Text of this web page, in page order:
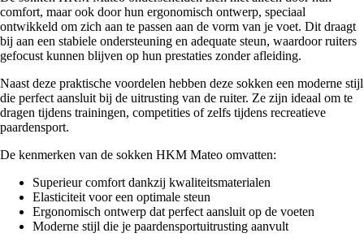
comfort, maar ook door hun ergonomisch ontwerp, speciaal
ontwikkeld om zich aan te passen aan de vorm van je voet. Dit draagt
bij aan een stabiele ondersteuning en adequate steun, waardoor ruiters
gefocust kunnen blijven op hun prestaties zonder afleiding.
Naast deze praktische voordelen hebben deze sokken een moderne stijl
die perfect aansluit bij de uitrusting van de ruiter. Ze zijn ideaal om te
dragen tijdens trainingen, competities of zelfs tijdens recreatieve
paardensport.
De kenmerken van de sokken HKM Mateo omvatten:
Superieur comfort dankzij kwaliteitsmaterialen
Elasticiteit voor een optimale steun
Ergonomisch ontwerp dat perfect aansluit op de voeten
Moderne stijl die je paardensportuitrusting aanvult